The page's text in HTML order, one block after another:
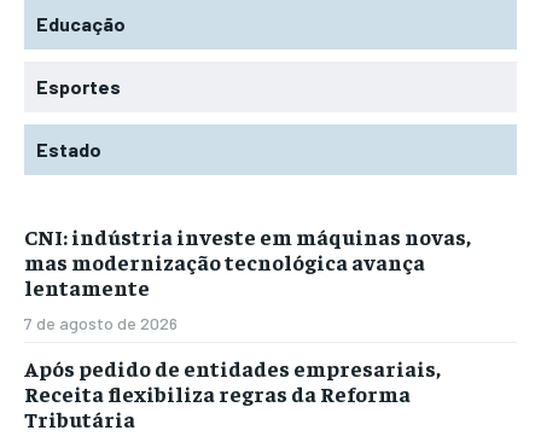
Educação
Esportes
Estado
CNI: indústria investe em máquinas novas,
mas modernização tecnológica avança
lentamente
7 de agosto de 2026
Após pedido de entidades empresariais,
Receita flexibiliza regras da Reforma
Tributária